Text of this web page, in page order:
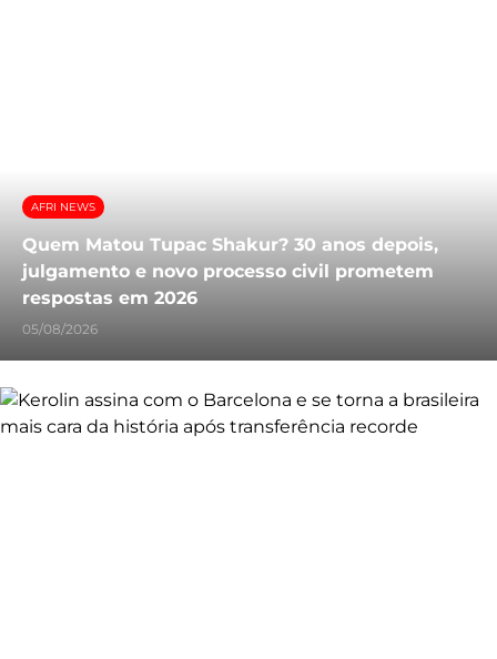
AFRI NEWS
Quem Matou Tupac Shakur? 30 anos depois,
julgamento e novo processo civil prometem
respostas em 2026
05/08/2026